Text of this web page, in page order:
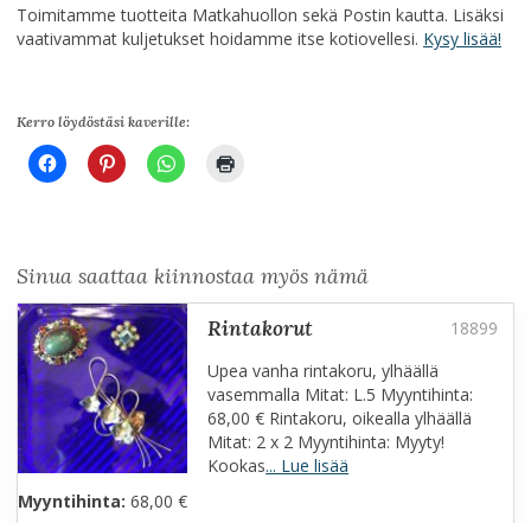
Toimitamme tuotteita Matkahuollon sekä Postin kautta. Lisäksi
vaativammat kuljetukset hoidamme itse kotiovellesi. Kysy lisää!
Kerro löydöstäsi kaverille:
Sinua saattaa kiinnostaa myös nämä
rintakorut
Upea vanha rintakoru, ylhäällä
vasemmalla Mitat: L.5 Myyntihinta:
68,00 € Rintakoru, oikealla ylhäällä
Mitat: 2 x 2 Myyntihinta: Myyty!
Kookas... Lue lisää
Myyntihinta: 68,00 €